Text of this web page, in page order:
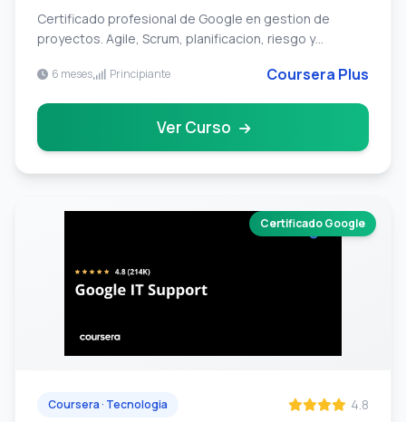
Certificado profesional de Google en gestion de
proyectos. Agile, Scrum, planificacion, riesgo y
6 meses Principiante Coursera Plus
Ver Curso
Certificado Google
Coursera · Tecnologia 4.8